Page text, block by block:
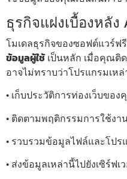
ธุรกิจแฝงเบื้องหลั
โมเดลธุรกิจของซอฟต์แวร์ฟ
ข้อมูลผู้ใช้เป็นหลัก เมื่อคุณติ
อาจไม่ทราบว่าโปรแกรมเห
• เก็บประวัติการท่องเว็บขอ
• ติดตามพฤติกรรมการใช้งา
• รวบรวมข้อมูลไฟล์และโปร
• ส่งข้อมูลเหล่านี้ไปยังเซิร์ฟ